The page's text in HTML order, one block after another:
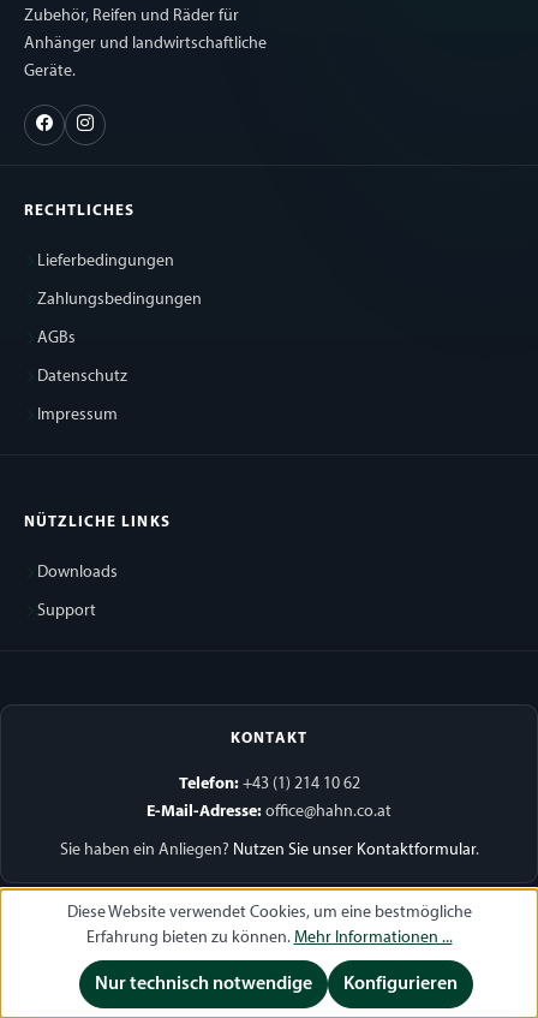
Zubehör, Reifen und Räder für
Anhänger und landwirtschaftliche
Geräte.
RECHTLICHES
Lieferbedingungen
Zahlungsbedingungen
AGBs
Datenschutz
Impressum
NÜTZLICHE LINKS
Downloads
Support
KONTAKT
Telefon:+43 (1) 214 10 62
E-Mail-Adresse: office@hahn.co.at
Sie haben ein Anliegen? Nutzen Sie unser Kontaktformular.
Hahn Fahrzeugbauteile und Räder Handelsgesellschaft m.b.H.
. All Rights
Diese Website verwendet Cookies, um eine bestmögliche
Erfahrung bieten zu können. Mehr Informationen ...
Nur technisch notwendige Konfigurieren